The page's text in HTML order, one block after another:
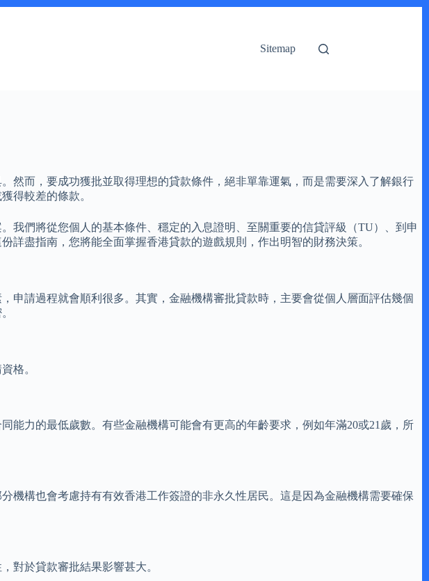
Sitemap
然而，要成功獲批並取得理想的貸款條件，絕非單靠運氣，而是需要深入了解銀行
得較差的條款。
我們將從您個人的基本條件、穩定的入息證明、至關重要的信貸評級（TU）、到申
盡指南，您將能全面掌握香港貸款的遊戲規則，作出明智的財務決策。
申請過程就會順利很多。其實，金融機構審批貸款時，主要會從個人層面評估幾個
格。
能力的最低歲數。有些金融機構可能會有更高的年齡要求，例如年滿20或21歲，所
機構也會考慮持有有效香港工作簽證的非永久性居民。這是因為金融機構需要確保
對於貸款審批結果影響甚大。